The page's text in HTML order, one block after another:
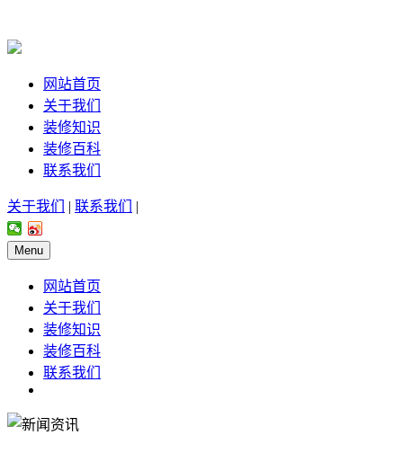
网站首页
关于我们
装修知识
装修百科
联系我们
关于我们 | 联系我们 |
Menu
网站首页
关于我们
装修知识
装修百科
联系我们